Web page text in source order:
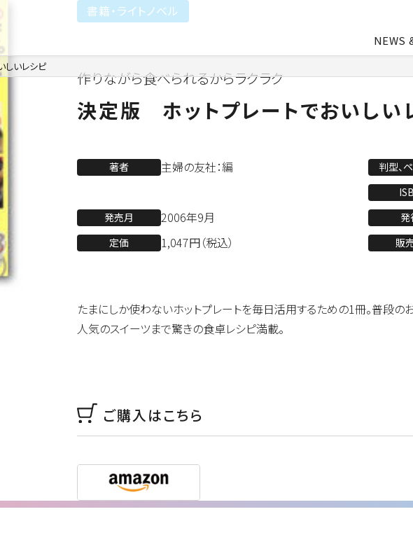
NEWS
ント事業／配信事業
しいレシピ
書籍・ライトノベル
作りながら食べられるからラクラク
決定版 ホットプレートでおいしい
著者 主婦の友社：編 判型、
発
発売月 2006年9月
販
定価 1,047円（税込）
たまにしか使わないホットプレートを毎日活用するための1冊。普段の
人気のスイーツまで驚きの食卓レシピ満載。
ご購入はこちら